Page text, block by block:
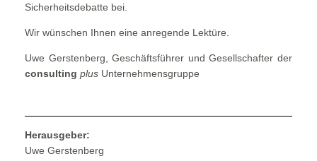
Sicherheitsdebatte bei.
Wir wünschen Ihnen eine anregende Lektüre.
Uwe Gerstenberg, Geschäftsführer und Gesellschafter der
consulting plus Unternehmensgruppe
Herausgeber:
Uwe Gerstenberg